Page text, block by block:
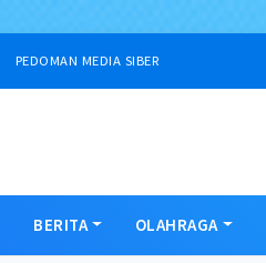
PEDOMAN MEDIA SIBER
BERITA OLAHRAGA